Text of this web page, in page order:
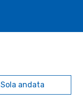
Sola andata